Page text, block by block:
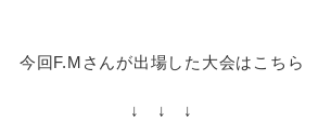
今回F.Mさんが出場した大会はこちら
↓ ↓ ↓